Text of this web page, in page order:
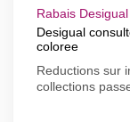
Rabais Desigual
Desigual
coloree
Reductions sur
collections